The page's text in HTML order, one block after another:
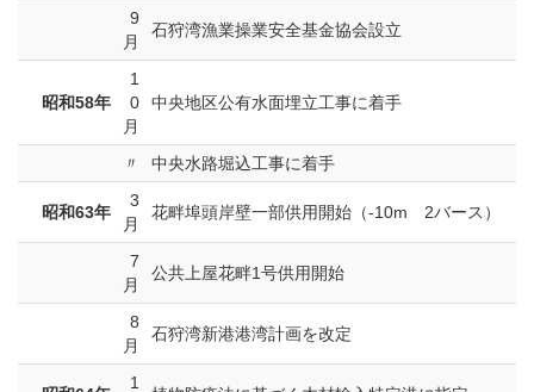
9
月
石狩湾漁業操業安全基金協会設立
昭和58年
1
0
月
中央地区公有水面埋立工事に着手
〃 中央水路堀込工事に着手
昭和63年
3
月
花畔埠頭岸壁一部供用開始（-10m 2バース）
7
月
公共上屋花畔1号供用開始
8
月
石狩湾新港港湾計画を改定
1